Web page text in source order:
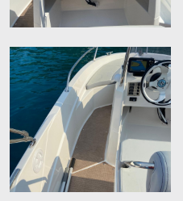
Remorques à bateaux
Histoires de marins